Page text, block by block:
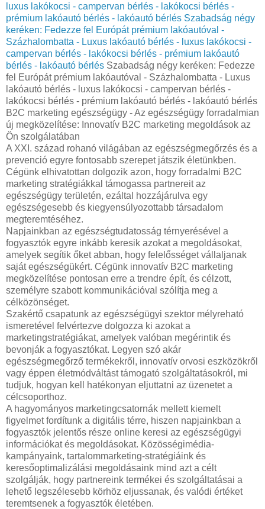
luxus lakókocsi - campervan bérlés - lakókocsi bérlés -
prémium lakóautó bérlés - lakóautó bérlés Szabadság négy
keréken: Fedezze fel Európát prémium lakóautóval -
Százhalombatta - Luxus lakóautó bérlés - luxus lakókocsi -
campervan bérlés - lakókocsi bérlés - prémium lakóautó
bérlés - lakóautó bérlés Szabadság négy keréken: Fedezze
fel Európát prémium lakóautóval - Százhalombatta - Luxus
lakóautó bérlés - luxus lakókocsi - campervan bérlés -
lakókocsi bérlés - prémium lakóautó bérlés - lakóautó bérlés
B2C marketing egészségügy - Az egészségügy forradalmian
új megközelítése: Innovatív B2C marketing megoldások az
Ön szolgálatában
A XXI. század rohanó világában az egészségmegőrzés és a
prevenció egyre fontosabb szerepet játszik életünkben.
Cégünk elhivatottan dolgozik azon, hogy forradalmi B2C
marketing stratégiákkal támogassa partnereit az
egészségügy területén, ezáltal hozzájárulva egy
egészségesebb és kiegyensúlyozottabb társadalom
megteremtéséhez.
Napjainkban az egészségtudatosság térnyerésével a
fogyasztók egyre inkább keresik azokat a megoldásokat,
amelyek segítik őket abban, hogy felelősséget vállaljanak
saját egészségükért. Cégünk innovatív B2C marketing
megközelítése pontosan erre a trendre épít, és célzott,
személyre szabott kommunikációval szólítja meg a
célközönséget.
Szakértő csapatunk az egészségügyi szektor mélyreható
ismeretével felvértezve dolgozza ki azokat a
marketingstratégiákat, amelyek valóban megérintik és
bevonják a fogyasztókat. Legyen szó akár
egészségmegőrző termékekről, innovatív orvosi eszközökről
vagy éppen életmódváltást támogató szolgáltatásokról, mi
tudjuk, hogyan kell hatékonyan eljuttatni az üzenetet a
célcsoporthoz.
A hagyományos marketingcsatornák mellett kiemelt
figyelmet fordítunk a digitális térre, hiszen napjainkban a
fogyasztók jelentős része online keresi az egészségügyi
információkat és megoldásokat. Közösségimédia-
kampányaink, tartalommarketing-stratégiáink és
keresőoptimalizálási megoldásaink mind azt a célt
szolgálják, hogy partnereink termékei és szolgáltatásai a
lehető legszélesebb körhöz eljussanak, és valódi értéket
teremtsenek a fogyasztók életében.